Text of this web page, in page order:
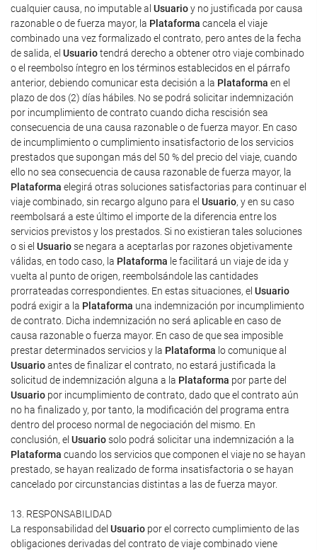
cualquier causa, no imputable al Usuarioy no justificada por causa
razonable o de fuerza mayor, la Plataforma cancela el viaje
combinado una vez formalizado el contrato, pero antes de la fecha
de salida, el Usuariotendrá derecho a obtener otro viaje combinado
o el reembolso íntegro en los términos establecidos en el párrafo
anterior, debiendo comunicar esta decisión a la Plataforma en el
plazo de dos (2) días hábiles. No se podrá solicitar indemnización
por incumplimiento de contrato cuando dicha rescisión sea
consecuencia de una causa razonable o de fuerza mayor. En caso
de incumplimiento o cumplimiento insatisfactorio de los servicios
prestados que supongan más del 50 % del precio del viaje, cuando
ello no sea consecuencia de causa razonable de fuerza mayor, la
Plataforma elegirá otras soluciones satisfactorias para continuar el
viaje combinado, sin recargo alguno para el Usuario, y en su caso
reembolsará a este último el importe de la diferencia entre los
servicios previstos y los prestados. Si no existieran tales soluciones
o si el Usuariose negara a aceptarlas por razones objetivamente
válidas, en todo caso, la Plataforma le facilitará un viaje de ida y
vuelta al punto de origen, reembolsándole las cantidades
prorrateadas correspondientes. En estas situaciones, el Usuario
podrá exigir a la Plataforma una indemnización por incumplimiento
de contrato. Dicha indemnización no será aplicable en caso de
causa razonable o fuerza mayor. En caso de que sea imposible
prestar determinados servicios y la Plataforma lo comunique al
Usuarioantes de finalizar el contrato, no estará justificada la
solicitud de indemnización alguna a la Plataforma por parte del
Usuario por incumplimiento de contrato, dado que el contrato aún
no ha finalizado y, por tanto, la modificación del programa entra
dentro del proceso normal de negociación del mismo. En
conclusión, el Usuariosolo podrá solicitar una indemnización a la
Plataforma cuando los servicios que componen el viaje no se hayan
prestado, se hayan realizado de forma insatisfactoria o se hayan
cancelado por circunstancias distintas a las de fuerza mayor.
13. RESPONSABILIDAD
La responsabilidad del Usuario por el correcto cumplimiento de las
obligaciones derivadas del contrato de viaje combinado viene